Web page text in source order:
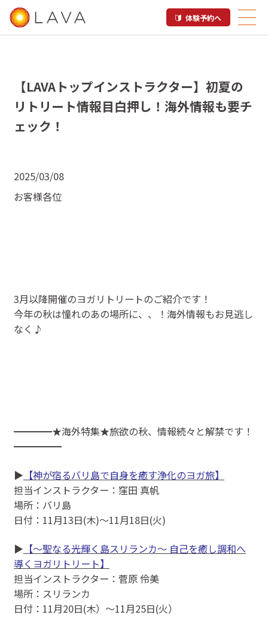
体験予約へ
【LAVAトップインストラクター】初夏の
リトリート情報目白押し！海外情報も要チ
ェック！
2025/03/08
お客様各位
3月以降開催のヨガリトリートのご紹介です！
今年の秋は憧れのあの場所に、、！海外情報もお見逃し
なく♪
━━━━★海外特集★旅欲の秋、情報続々と解禁です！
━━━━━
▶ 【神が宿るバリ島で自身を癒す浄化のヨガ旅】
担当インストラクター：窪田 真帆
場所：バリ島
日付：11月13日(木)～11月18日(火)
▶ 【〜聖なる光輝く島スリランカ〜 自己を癒し調和へ
導くヨガリトリート】
担当インストラクター：菅原 伶美
場所：スリランカ
日付：11月20日(木）～11月25日(火）